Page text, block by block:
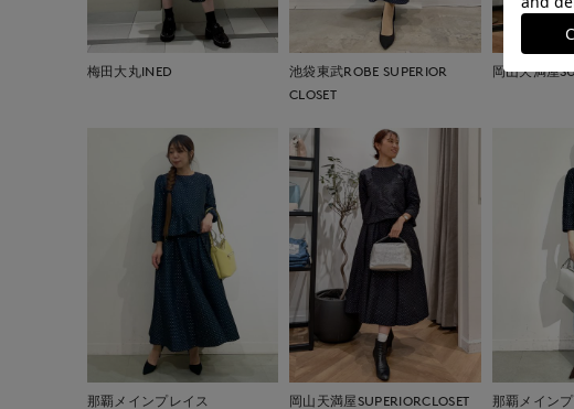
梅田大丸INED
池袋東武ROBE SUPERIOR
CLOSET
岡山天満屋
那覇メインプレイス
岡山天満屋SUPERIORCLOSET
那覇メイン